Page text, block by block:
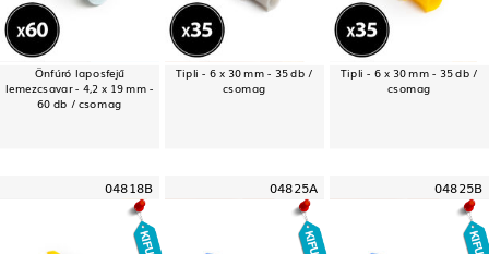
Önfúró laposfejű
lemezcsavar - 4,2 x 19 mm -
60 db / csomag
Tipli - 6 x 30 mm - 35 db /
csomag
Tipli - 6 x 30 mm - 35 db /
csomag
04818B 04825A 04825B